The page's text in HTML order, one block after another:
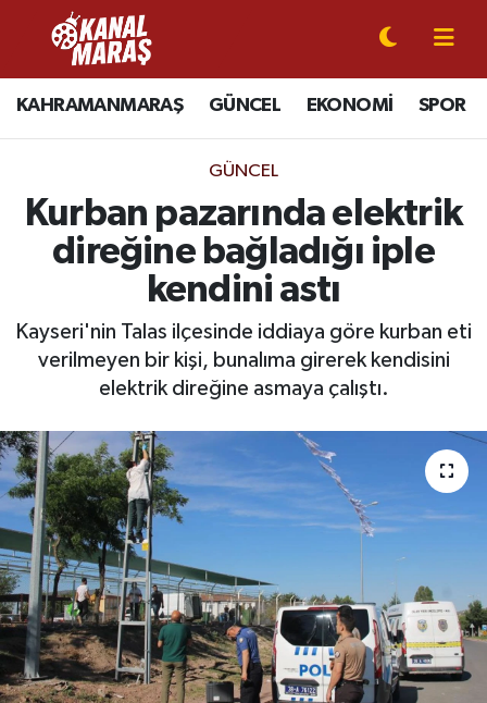
KAHRAMANMARAŞ GÜNCEL EKONOMİ SPOR
GÜNCEL
Kurban pazarında elektrik
direğine bağladığı iple
kendini astı
Kayseri'nin Talas ilçesinde iddiaya göre kurban eti
verilmeyen bir kişi, bunalıma girerek kendisini
elektrik direğine asmaya çalıştı.
CANLI YAYIN
KAHRAMANMARAŞ
SPOR
EKONOMİ
MAGAZİN
SAĞLIK
EĞİTİM
BÖLGE
KEŞFET
Kahramanmaraş Nöbetçi Eczaneler
Kahramanmaraş Hava Durumu
Kahramanmaraş Trafik Yoğunluk Haritası
Süper Lig Puan Durumu ve Fikstür
Tüm Manşetler
Haber Arşivi